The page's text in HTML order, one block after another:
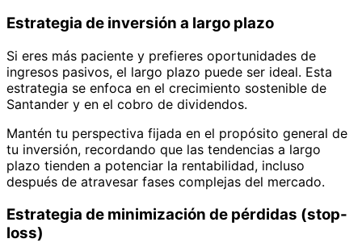
Estrategia de inversión a largo plazo
Si eres más paciente y prefieres oportunidades de
ingresos pasivos, el largo plazo puede ser ideal. Esta
estrategia se enfoca en el crecimiento sostenible de
Santander y en el cobro de dividendos.
Mantén tu perspectiva fijada en el propósito general de
tu inversión, recordando que las tendencias a largo
plazo tienden a potenciar la rentabilidad, incluso
después de atravesar fases complejas del mercado.
Estrategia de minimización de pérdidas (stop-
loss)